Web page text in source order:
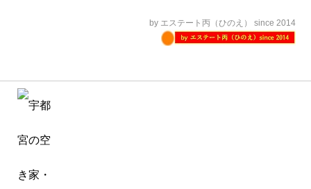
by エステート丙（ひのえ） since 2014